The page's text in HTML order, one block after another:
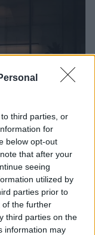
third parties, or
for
below opt-out
that after your
seeing
utilized by
parties prior to
of the further
third parties on the
information may
licencias,